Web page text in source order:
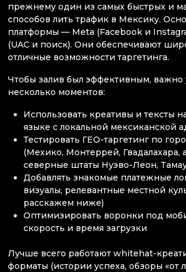
прежнему один из самых быстрых и
способов лить трафик в Мексику.
платформы — Meta (Facebook и
(UAC и поиск). Они обеспечивают
отличные возможности таргетинга.
Чтобы залив был эффективным, важно
несколько моментов:
Использовать креативы и тексты
языке с локальной мексиканской
Тестировать ГЕО-таргетинг по
(Мехико, Монтеррей, Гвадалахара,
северные штаты Нуэво-Леон,
Добавлять знакомые платежные
визуалы, релевантные местной
расскажем ниже)
Оптимизировать воронки под
скорость и время загрузки
Лучше всего работают whitehat-
форматы (истории успеха, обзоры «от